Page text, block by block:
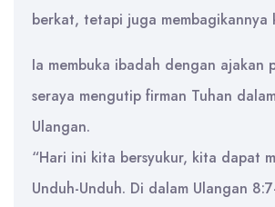
berkat, tetapi juga membagikannya
Ia membuka ibadah dengan ajakan
seraya mengutip firman Tuhan
Ulangan.
“Hari ini kita bersyukur, kita dapat
Unduh-Unduh. Di dalam Ulangan